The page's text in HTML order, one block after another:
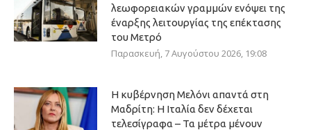
λεωφορειακών γραμμών ενόψει της
έναρξης λειτουργίας της επέκτασης
του Μετρό
Παρασκευή, 7 Αυγούστου 2026, 19:08
Η κυβέρνηση Μελόνι απαντά στη
Μαδρίτη: Η Ιταλία δεν δέχεται
τελεσίγραφα – Τα μέτρα μένουν